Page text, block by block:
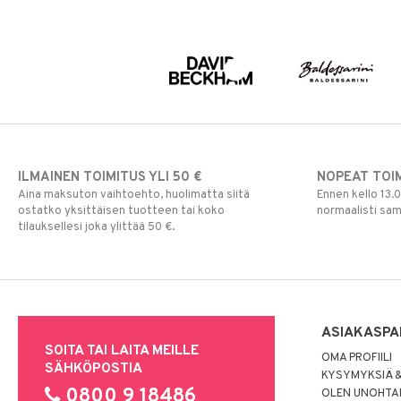
ILMAINEN TOIMITUS YLI 50 €
Aina maksuton vaihtoehto, huolimatta siitä
ostatko yksittäisen tuotteen tai koko
tilauksellesi joka ylittää 50 €.
NOPEAT
Ennen kello
normaalisti
SOITA TAI LAITA MEILLE
SÄHKÖPOSTIA
OMA PROFIILI
KYSYMYKSIÄ
OLEN